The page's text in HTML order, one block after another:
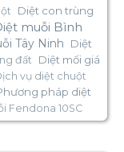
Diệt con trùng
muỗi Bình
Tây Ninh
Diệt
đất
Diệt mối giá
vụ diệt chuột
pháp diệt
Fendona 10SC